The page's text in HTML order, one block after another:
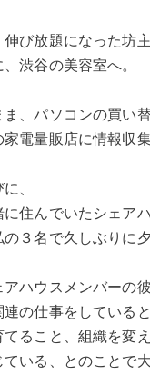
伸び放題になった坊
渋谷の美容室へ。
ま、パソコンの買い替
家電量販店に情報収集
、
に住んでいたシェア
の３名で久しぶりに
アハウスメンバーの彼
連の仕事をしている
てること、組織を変
ている、とのことで